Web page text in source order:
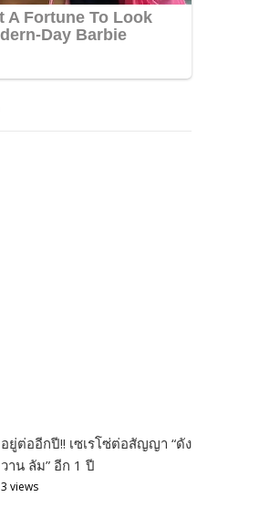
อยู่ต่ออีกปี!! เซเรโซ่ต่อสัญญา “ดัง
วาน ลัม” อีก 1 ปี
3 views